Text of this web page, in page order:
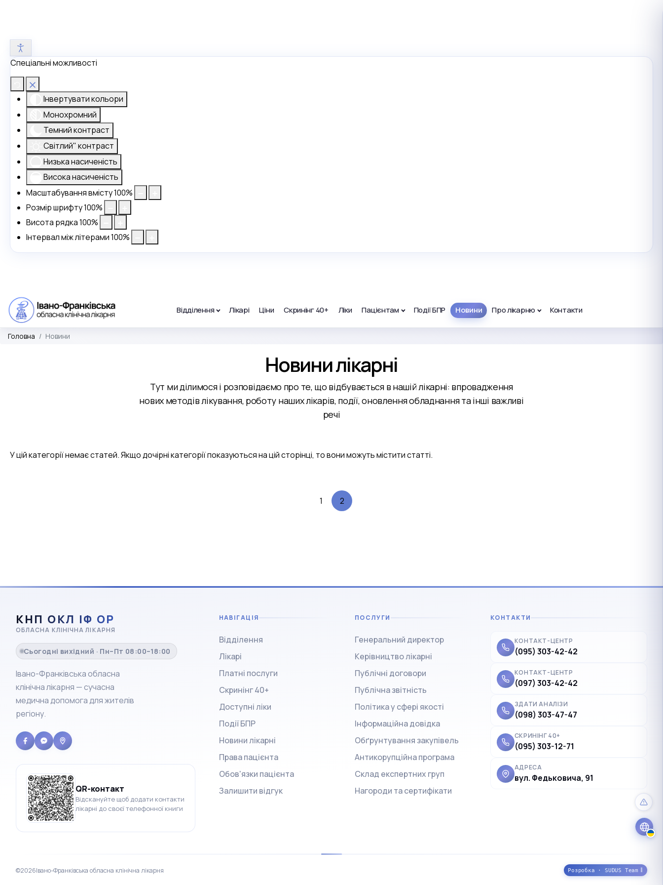
Спеціальні можливості
Інвертувати кольори
Монохромний
Темний контраст
Світлий" контраст
Низька насиченість
Висока насиченість
Масштабування вмісту100%
Розмір шрифту100%
Висота рядка100%
Інтервал між літерами100%
Відділення Лікарі Ціни Скринінг 40+ Ліки Пацієнтам Події БПР Новини Про лікарню Контакти
Головна Новини
Čeština
Новини лікарні
Тут ми ділимося і розповідаємо про те, що відбувається в нашій лікарні: впровадження
нових методів лікування, роботу наших лікарів, події, оновлення обладнання та інші важливі
речі
У цій категорії немає статей. Якщо дочірні категорії показуються на цій сторінці, то вони можуть містити статті.
1 2
КНП ОКЛ ІФ ОР
ОБЛАСНА КЛІНІЧНА ЛІКАРНЯ
Сьогодні вихідний · Пн–Пт 08:00–18:00
Івано-Франківська обласна
клінічна лікарня — сучасна
медична допомога для жителів
регіону.
QR-контакт
Відскануйте щоб додати контакти
лікарні до своєї телефонної книги
НАВІГАЦІЯ
Відділення
Лікарі
Платні послуги
Скринінг 40+
Доступні ліки
Події БПР
Новини лікарні
Права пацієнта
Обов'язки пацієнта
Залишити відгук
ПОСЛУГИ
Генеральний директор
Керівництво лікарні
Публічні договори
Публічна звітність
Політика у сфері якості
Інформаційна довідка
Обґрунтування закупівель
Антикорупційна програма
Склад експертних груп
Нагороди та сертифікати
КОНТАКТИ
КОНТАКТ-ЦЕНТР
(095) 303-42-42
КОНТАКТ-ЦЕНТР
(097) 303-42-42
ЗДАТИ АНАЛІЗИ
(098) 303-47-47
СКРИНІНГ 40+
(095) 303-12-71
АДРЕСА
вул. Федьковича, 91
©2026Івано-Франківська обласна клінічна лікарня Розробка · SUDUS Team